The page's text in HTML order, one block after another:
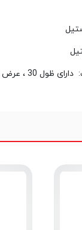
متر - دارای جنس استیل ضدزنگ